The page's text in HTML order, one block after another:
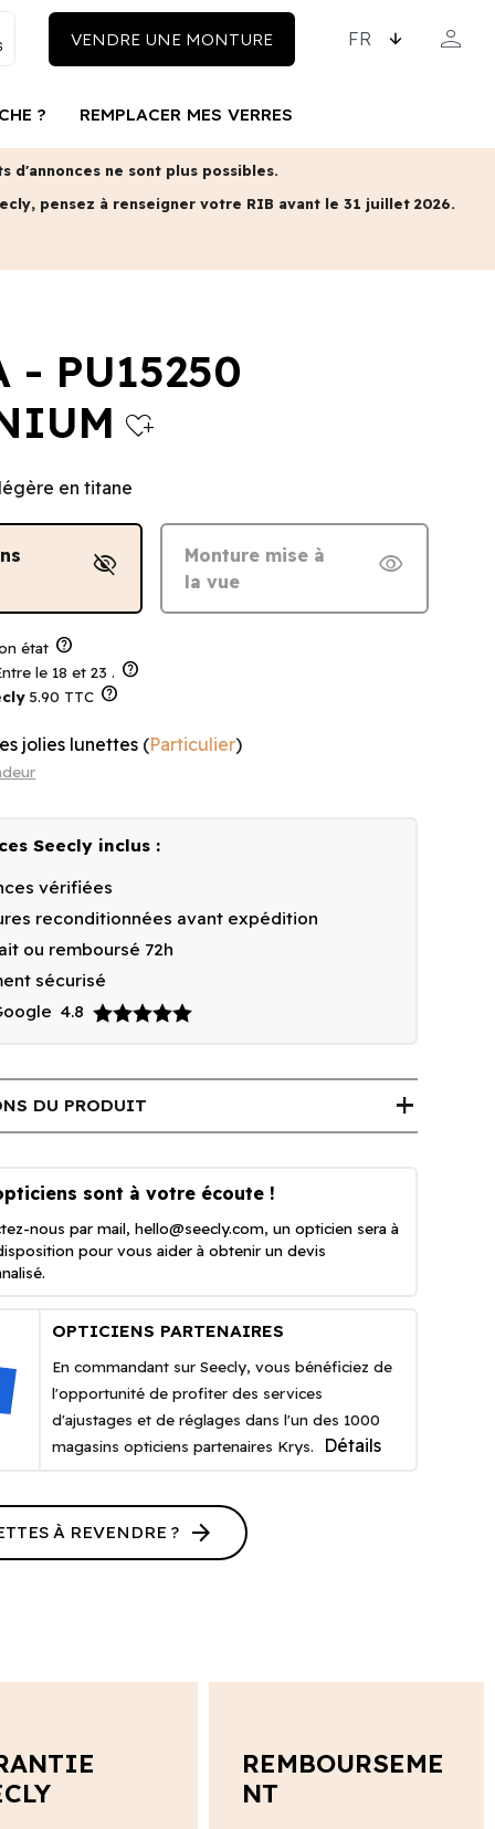
VENDRE UNE MONTURE person
? REMPLACER MES VERRES
d'annonces ne sont plus possibles.
pensez à renseigner votre RIB avant le 31 juillet 2026.
- PU15250
heart_plus
en titane
visibility_off
Monture mise à
la vue
visibility
état help
le 18 et 23 . help
5.90 TTC help
jolies lunettes (Particulier)
Seecly inclus :
vérifiées
reconditionnées avant expédition
ou remboursé 72h
sécurisé
4.8
DU PRODUIT add
sont à votre écoute !
nous par mail,hello@seecly.com, un opticien sera à
pour vous aider à obtenir un devis
OPTICIENS PARTENAIRES
En commandant sur Seecly, vous bénéficiez de
l'opportunité de profiter des services
d'ajustages et de réglages dans l'un des 1000
magasins opticiens partenaires Krys.
Détails
À REVENDRE ? arrow_forward
REMBOURSEME
NT